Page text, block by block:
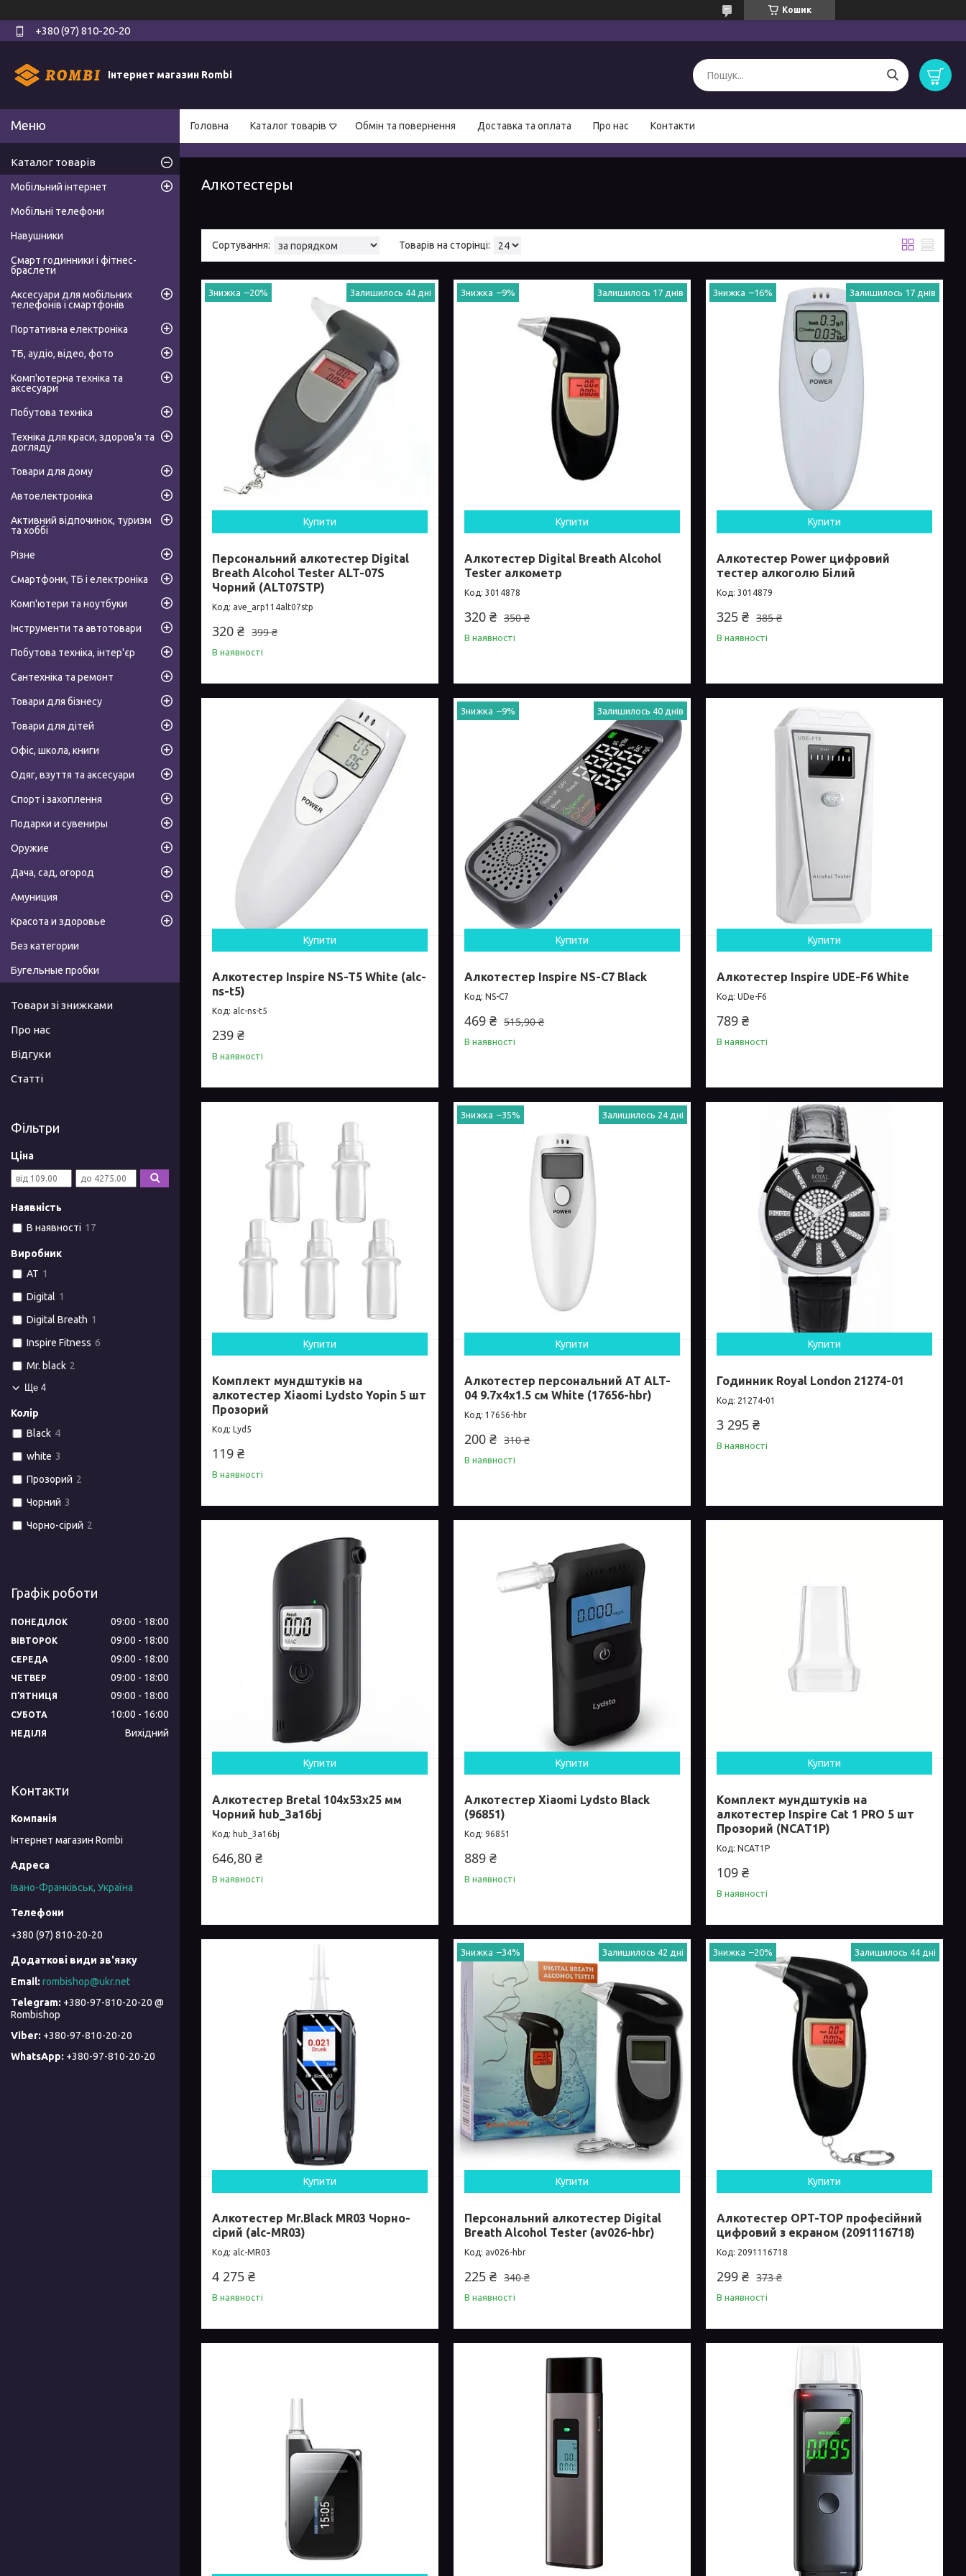
Кошик
+380 (97) 810-20-20
Інтернет магазин Rombi
Головна Каталог товарів Обмін та повернення Доставка та оплата Про нас Контакти
Алкотестеры
–20% Залишилось 44 дні
Купити
Персональний алкотестер Digital
Breath Alcohol Tester ALT-07S
Чорний (ALT07STP)
ave_arp114alt07stp
399 ₴
320 ₴
В наявності
–9% Залишилось 17 днів
Купити
Алкотестер Digital Breath Alcohol
Tester алкометр
3014878
350 ₴
320 ₴
В наявності
–16% Залишилось 17 днів
Купити
Алкотестер Power цифровий
тестер алкоголю Білий
3014879
385 ₴
325 ₴
В наявності
Купити
Алкотестер Inspire NS-T5 White (alc-
ns-t5)
alc-ns-t5
239 ₴
В наявності
–9% Залишилось 40 днів
Купити
Алкотестер Inspire NS-C7 Black
NS-C7
515,90 ₴
469 ₴
В наявності
Купити
Алкотестер Inspire UDE-F6 White
UDe-F6
789 ₴
В наявності
Купити
Комплект мундштуків на
алкотестер Xiaomi Lydsto Yopin 5 шт
Прозорий
Lyd5
119 ₴
В наявності
–35% Залишилось 24 дні
Купити
Алкотестер персональний AT ALT-
04 9.7х4х1.5 см White (17656-hbr)
17656-hbr
310 ₴
200 ₴
В наявності
Купити
Годинник Royal London 21274-01
21274-01
3 295 ₴
В наявності
Купити
Алкотестер Bretal 104х53х25 мм
Чорний hub_3a16bj
hub_3a16bj
646,80 ₴
В наявності
Купити
Алкотестер Xiaomi Lydsto Black
(96851)
96851
889 ₴
В наявності
Купити
Комплект мундштуків на
алкотестер Inspire Cat 1 PRO 5 шт
Прозорий (NCAT1P)
NCAT1P
109 ₴
В наявності
Купити
Алкотестер Mr.Black MR03 Чорно-
сірий (alc-MR03)
alc-MR03
4 275 ₴
В наявності
–34% Залишилось 42 дні
Купити
Персональний алкотестер Digital
Breath Alcohol Tester (av026-hbr)
av026-hbr
340 ₴
225 ₴
В наявності
–20% Залишилось 44 дні
Купити
Алкотестер OPT-TOP професійний
цифровий з екраном (2091116718)
2091116718
373 ₴
299 ₴
В наявності
Каталог товарів
Мобільний інтернет
Мобільні телефони
Навушники
Смарт годинники і фітнес-
браслети
Аксесуари для мобільних
телефонів і смартфонів
Портативна електроніка
ТБ, аудіо, відео, фото
Комп'ютерна техніка та
аксесуари
Побутова техніка
Техніка для краси, здоров'я та
догляду
Товари для дому
Автоелектроніка
Активний відпочинок, туризм
та хоббі
Різне
Смартфони, ТБ і електроніка
Комп'ютери та ноутбуки
Інструменти та автотовари
Побутова техніка, інтер'єр
Сантехніка та ремонт
Товари для бізнесу
Товари для дітей
Офіс, школа, книги
Одяг, взуття та аксесуари
Спорт і захоплення
Подарки и сувениры
Оружие
Дача, сад, огород
Амуниция
Красота и здоровье
Без категории
Бугельные пробки
Товари зі знижками
Про нас
Відгуки
Статті
Фільтри
Ціна
Наявність
В наявності 17
Виробник
AT 1
Digital 1
Digital Breath 1
Inspire Fitness 6
Mr. black 2
Ще 4
Колір
Black 4
white 3
Прозорий 2
Чорний 3
Чорно-сірий 2
Графік роботи
ПОНЕДІЛОК 09:00 18:00
ВІВТОРОК 09:00 18:00
СЕРЕДА 09:00 18:00
ЧЕТВЕР 09:00 18:00
ПʼЯТНИЦЯ 09:00 18:00
СУБОТА 10:00 16:00
НЕДІЛЯ Вихідний
Контакти
Інтернет магазин Rombi
Івано-Франківськ, Україна
+380 (97) 810-20-20
rombishop@ukr.net
+380-97-810-20-20 @
Rombishop
+380-97-810-20-20
+380-97-810-20-20